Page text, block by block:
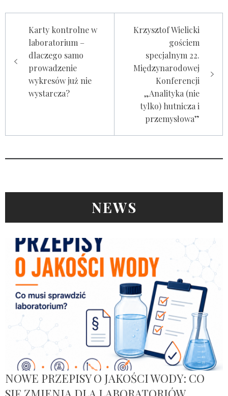
Nawigacja
wpisu
Karty kontrolne w
laboratorium –
dlaczego samo
prowadzenie
wykresów już nie
wystarcza?
Krzysztof Wielicki
gościem
specjalnym 22.
Międzynarodowej
Konferencji
„Analityka (nie
tylko) hutnicza i
przemysłowa”
NEWS
NOWE PRZEPISY O JAKOŚCI WODY: CO